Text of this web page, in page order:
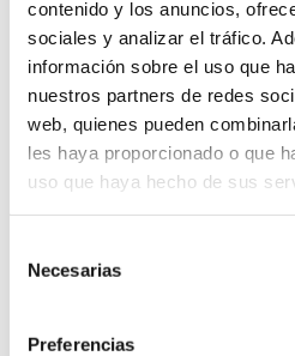
contenido y los anuncios,
sociales y analizar el tráfico.
información sobre el uso que
nuestros partners de redes
web, quienes pueden
les haya proporcionado o que
uso que haya hecho de sus
Necesarias
Preferencias
chevron_right